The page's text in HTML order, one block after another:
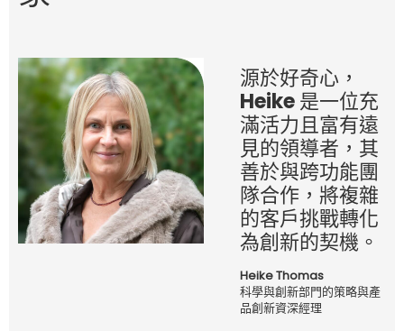
源於好奇心，
Heike 是一位充
滿活力且富有遠
見的領導者，其
善於與跨功能團
隊合作，將複雜
的客戶挑戰轉化
為創新的契機。
Heike Thomas
科學與創新部門的策略與產
品創新資深經理